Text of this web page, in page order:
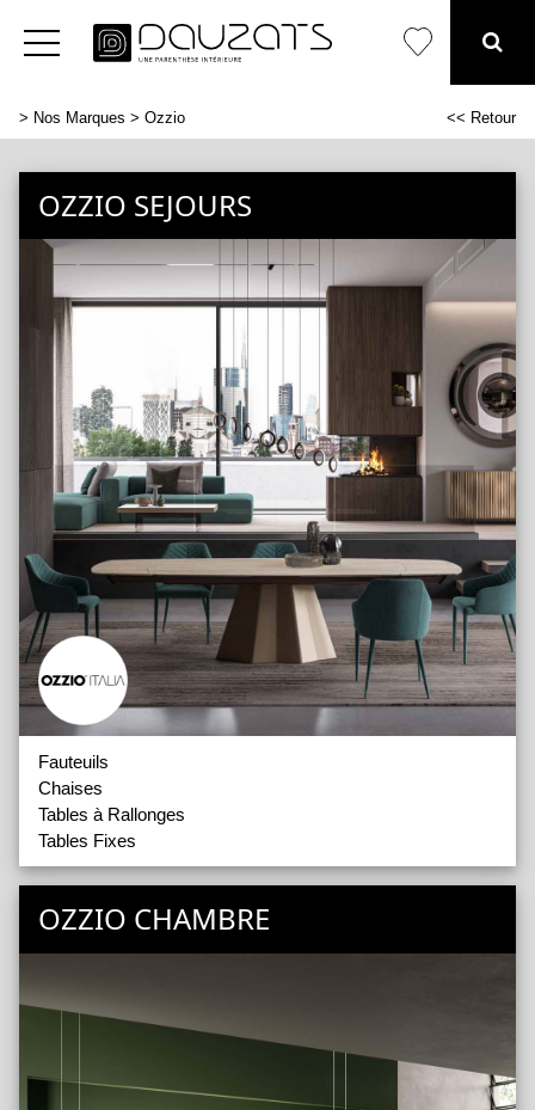
> Nos Marques > Ozzio << Retour
OZZIO SEJOURS
Fauteuils
Chaises
Tables à Rallonges
Tables Fixes
OZZIO CHAMBRE